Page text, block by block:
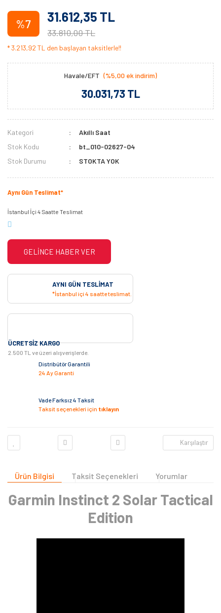
%7 31.612,35 TL
33.810,00 TL
* 3.213,92 TL den başlayan taksitlerle!!
Havale/EFT (%5,00 ek indirim)
30.031,73 TL
Kategori
Akıllı Saat
Stok Kodu
bt_010-02627-04
Stok Durumu
STOKTA YOK
Aynı Gün Teslimat*
İstanbul İçi 4 Saatte Teslimat
GELİNCE HABER VER
AYNI GÜN TESLIMAT
*İstanbul içi 4 saatte teslimat.
ÜCRETSIZ KARGO
2.500 TL ve üzeri alışverişlerde.
Distribütör Garantili
24 Ay Garanti
Vade Farksız 4 Taksit
Taksit seçenekleri için tıklayın
Karşılaştır
Ürün Bilgisi Taksit Seçenekleri Yorumlar
Garmin Instinct 2 Solar Tactical
Edition